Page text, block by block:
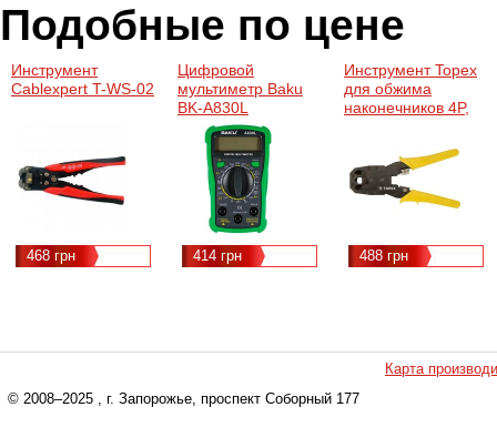
Подобные по цене
Инструмент
Cablexpert T-WS-02
468 грн
Цифровой
мультиметр Baku
BK-A830L
414 грн
Инструмент Topex
для обжима
наконечников 4P,
488 грн
Карта
© 2008–2025 , г. Запорожье, проспект Соборный 177